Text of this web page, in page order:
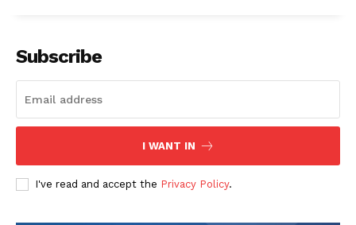
Subscribe
I WANT IN
I've read and accept the Privacy Policy.